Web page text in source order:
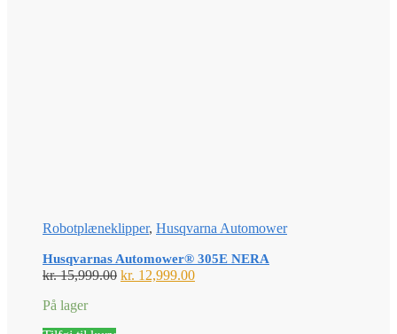
Robotplæneklipper, Husqvarna Automower
Husqvarnas Automower® 305E NERA
kr.15,999.00 Den
kr. 12,999.00Den
På lager